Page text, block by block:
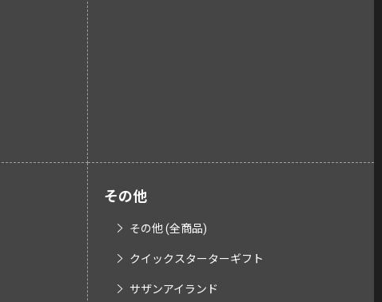
その他
その他 (全商品)
クイックスターターギフト
サザンアイランド